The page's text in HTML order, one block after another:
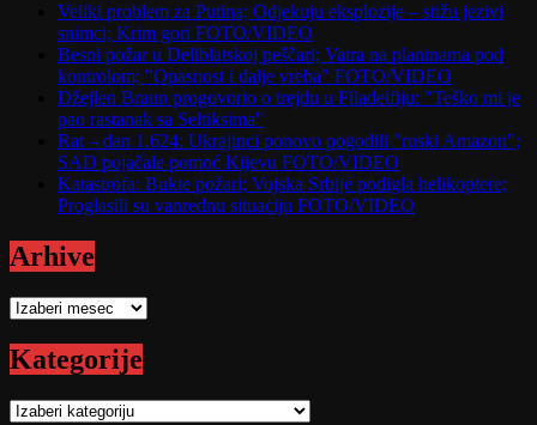
Veliki problem za Putina; Odjekuju eksplozije – stižu jezivi
snimci; Krim gori FOTO/VIDEO
Besni požar u Deliblatskoj peščari; Vatra na planinama pod
kontrolom; "Opasnost i dalje vreba" FOTO/VIDEO
Džejlen Braun progovorio o trejdu u Filadelfiju: "Teško mi je
pao rastanak sa Seltiksima"
Rat – dan 1.624: Ukrajinci ponovo pogodili "ruski Amazon";
SAD pojačale pomoć Kijevu FOTO/VIDEO
Katastrofa: Bukte požari; Vojska Srbije podigla helikoptere;
Proglasili su vanrednu situaciju FOTO/VIDEO
Arhive
Arhive
Kategorije
Kategorije